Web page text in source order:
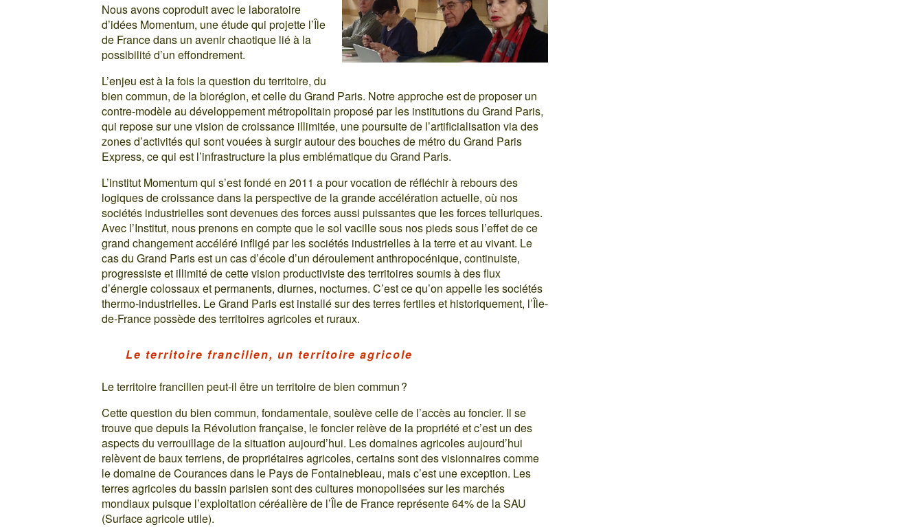
Nous avons coproduit avec le laboratoire
d’idées Momentum, une étude qui projette l’Île
de France dans un avenir chaotique lié à la
possibilité d’un effondrement.
L’enjeu est à la fois la question du territoire, du
bien commun, de la biorégion, et celle du Grand Paris. Notre approche est de proposer un
contre-modèle au développement métropolitain proposé par les institutions du Grand Paris,
qui repose sur une vision de croissance illimitée, une poursuite de l’artificialisation via des
zones d’activités qui sont vouées à surgir autour des bouches de métro du Grand Paris
Express, ce qui est l’infrastructure la plus emblématique du Grand Paris.
L’institut Momentum qui s’est fondé en 2011 a pour vocation de réfléchir à rebours des
logiques de croissance dans la perspective de la grande accélération actuelle, où nos
sociétés industrielles sont devenues des forces aussi puissantes que les forces telluriques.
Avec l’Institut, nous prenons en compte que le sol vacille sous nos pieds sous l’effet de ce
grand changement accéléré infligé par les sociétés industrielles à la terre et au vivant. Le
cas du Grand Paris est un cas d’école d’un déroulement anthropocénique, continuiste,
progressiste et illimité de cette vision productiviste des territoires soumis à des flux
d’énergie colossaux et permanents, diurnes, nocturnes. C’est ce qu’on appelle les sociétés
thermo-industrielles. Le Grand Paris est installé sur des terres fertiles et historiquement, l’Île-
de-France possède des territoires agricoles et ruraux.
Le territoire francilien, un territoire agricole
Le territoire francilien peut-il être un territoire de bien commun ?
Cette question du bien commun, fondamentale, soulève celle de l’accès au foncier. Il se
trouve que depuis la Révolution française, le foncier relève de la propriété et c’est un des
aspects du verrouillage de la situation aujourd’hui. Les domaines agricoles aujourd’hui
relèvent de baux terriens, de propriétaires agricoles, certains sont des visionnaires comme
le domaine de Courances dans le Pays de Fontainebleau, mais c’est une exception. Les
terres agricoles du bassin parisien sont des cultures monopolisées sur les marchés
mondiaux puisque l’exploitation céréalière de l’Île de France représente 64% de la SAU
(Surface agricole utile).